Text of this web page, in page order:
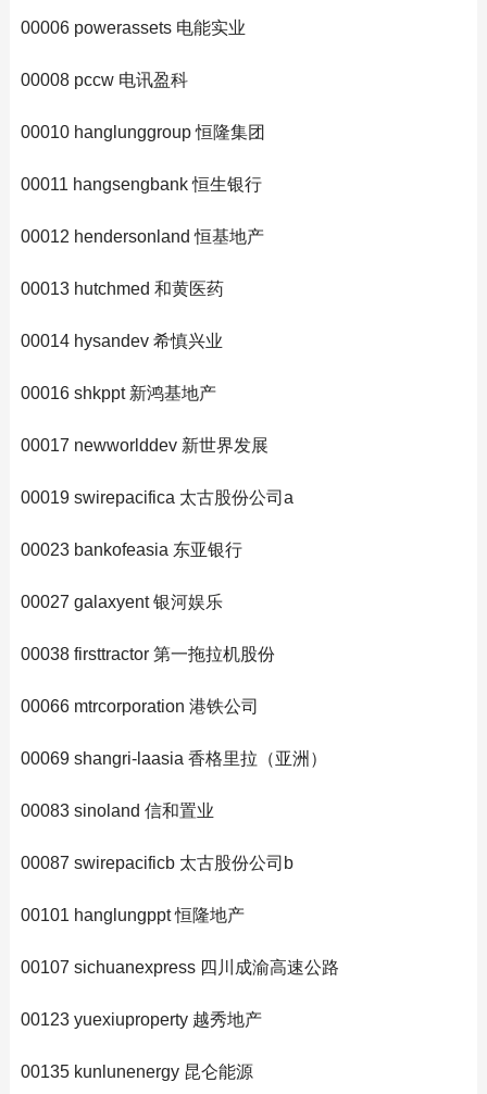
00006 powerassets 电能实业
00008 pccw 电讯盈科
00010 hanglunggroup 恒隆集团
00011 hangsengbank 恒生银行
00012 hendersonland 恒基地产
00013 hutchmed 和黄医药
00014 hysandev 希慎兴业
00016 shkppt 新鸿基地产
00017 newworlddev 新世界发展
00019 swirepacifica 太古股份公司a
00023 bankofeasia 东亚银行
00027 galaxyent 银河娱乐
00038 firsttractor 第一拖拉机股份
00066 mtrcorporation 港铁公司
00069 shangri-laasia 香格里拉（亚洲）
00083 sinoland 信和置业
00087 swirepacificb 太古股份公司b
00101 hanglungppt 恒隆地产
00107 sichuanexpress 四川成渝高速公路
00123 yuexiuproperty 越秀地产
00135 kunlunenergy 昆仑能源